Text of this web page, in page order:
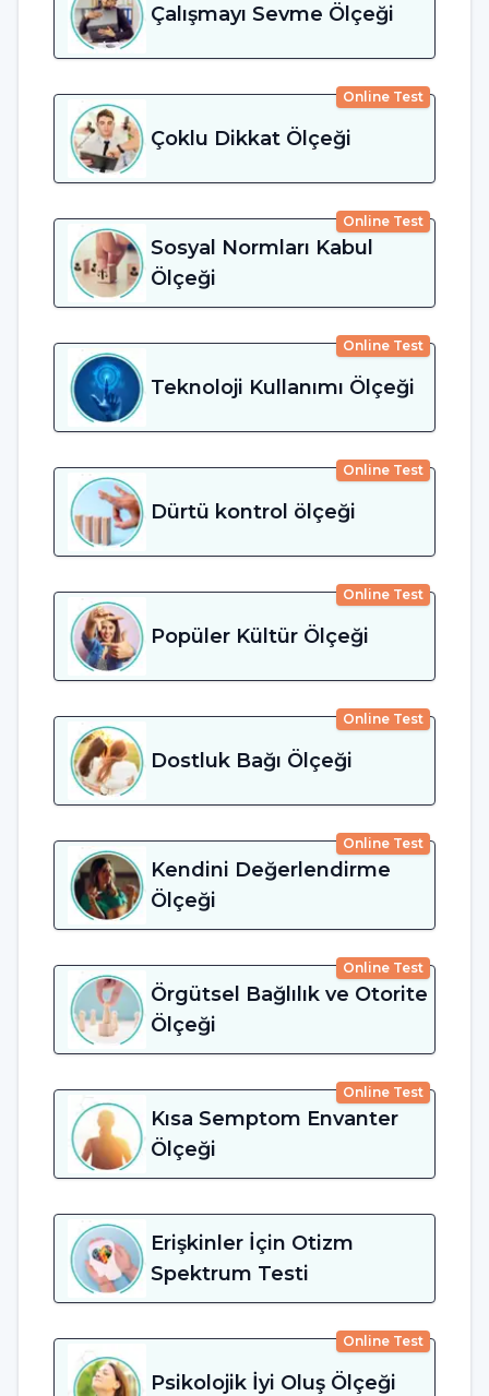
Çalışmayı Sevme Ölçeği
Online Test
Çoklu Dikkat Ölçeği
Online Test
Sosyal Normları Kabul
Ölçeği
Online Test
Teknoloji Kullanımı Ölçeği
Online Test
Dürtü kontrol ölçeği
Online Test
Popüler Kültür Ölçeği
Online Test
Dostluk Bağı Ölçeği
Online Test
Kendini Değerlendirme
Ölçeği
Online Test
Örgütsel Bağlılık ve Otorite
Ölçeği
Online Test
Kısa Semptom Envanter
Ölçeği
Erişkinler İçin Otizm
Spektrum Testi
Online Test
Psikolojik İyi Oluş Ölçeği